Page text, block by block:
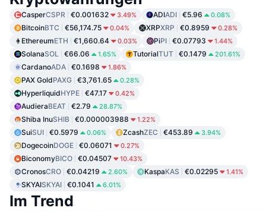
CasperCSPR €0.001632 3.49% ADIADI €5.96 0.08%
BitcoinBTC €56,174.75 0.04% XRPXRP €0.8959 0.28%
EthereumETH €1,660.64 0.03% PiPI €0.07793 1.44%
SolanaSOL €66.06 1.65% TutorialTUT €0.1479 201.61%
CardanoADA €0.1698 1.86%
PAX GoldPAXG €3,761.65 0.28%
HyperliquidHYPE €47.17 0.42%
AudieraBEAT €2.79 28.87%
Shiba InuSHIB €0.000003988 1.22%
SuiSUI €0.5979 0.06% ZcashZEC €453.89 3.94%
DogecoinDOGE €0.06071 0.27%
BiconomyBICO €0.04507 10.43%
CronosCRO €0.04219 2.60% KaspaKAS €0.02295 1.41%
SKYAISKYAI €0.1041 6.01%
Im Trend